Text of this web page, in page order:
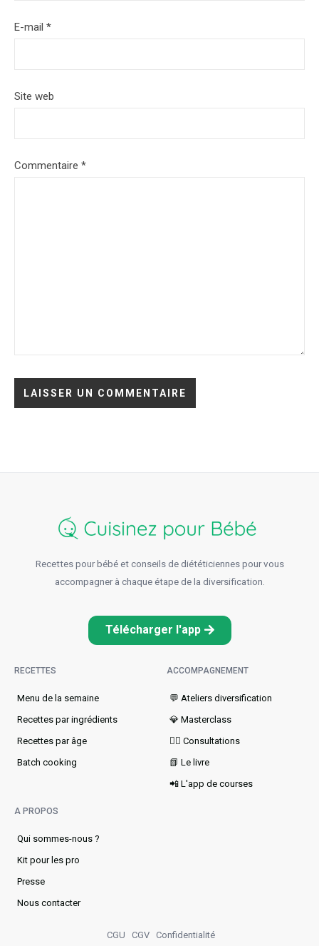
E-mail *
Site web
Commentaire *
Recettes pour bébé et conseils de diététiciennes pour vous
accompagner à chaque étape de la diversification.
Télécharger l'app
RECETTES
Menu de la semaine​
Recettes par ingrédients
Recettes par âge
Batch cooking
ACCOMPAGNEMENT
💬 Ateliers diversification
💎 Masterclass
👩‍⚕️ Consultations
📗 Le livre
📲 L'app de courses
A PROPOS
Qui sommes-nous ?
Kit pour les pro
Presse
Nous contacter
CGU CGV Confidentialité